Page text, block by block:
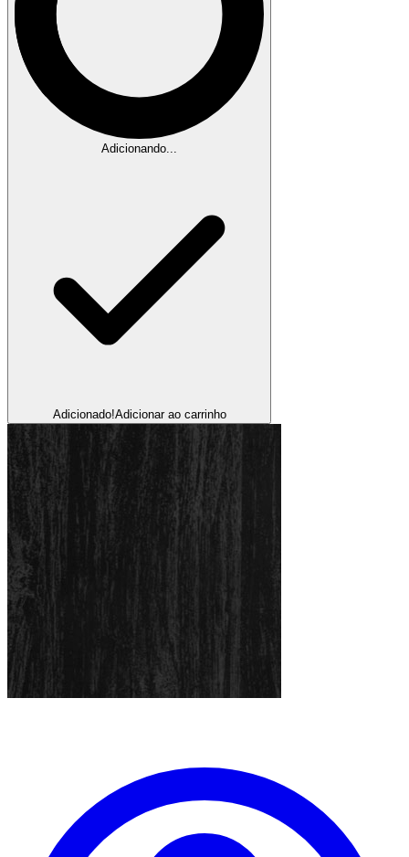
Adicionando...
Adicionado!Adicionar ao carrinho